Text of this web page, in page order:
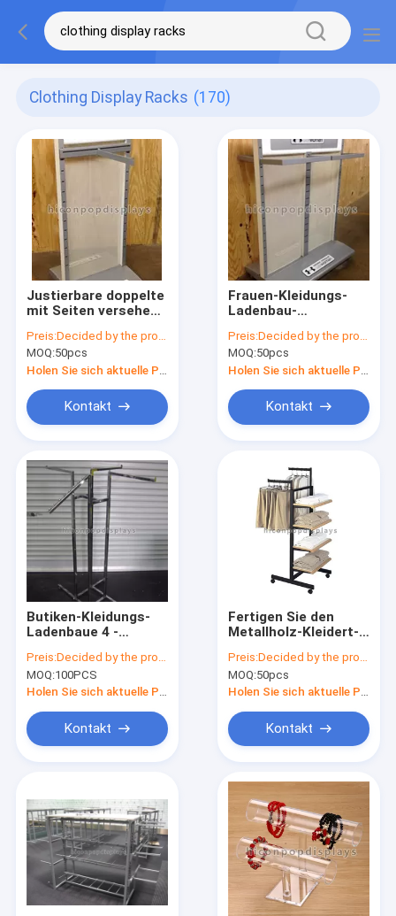
Clothing Display Racks (170)
Justierbare doppelte
mit Seiten versehene
Kleider-/Kleidungs-
Präsentationsständer
asphaltieren Material
Preis:Decided by the product specifications
MOQ:50pcs
Kontakt
Frauen-Kleidungs-
Ladenbau-
Kleidungs-
Präsentationsständer
besonders
angefertigt
Preis:Decided by the product specifications
MOQ:50pcs
Kontakt
Butiken-Kleidungs-
Ladenbaue 4 -
Kleidungs-
Präsentationsständer
für Kleid
Preis:Decided by the product specifications
MOQ:100PCS
Kontakt
Fertigen Sie den
Metallholz-Kleidert-
Präsentationsständer-
Fußboden
kundenspezifisch an
Preis:Decided by the product specifications
MOQ:50pcs
Kontakt